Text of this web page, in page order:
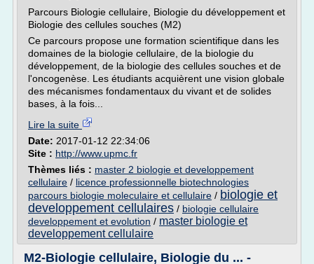
Parcours Biologie cellulaire, Biologie du développement et
Biologie des cellules souches (M2)
Ce parcours propose une formation scientifique dans les
domaines de la biologie cellulaire, de la biologie du
développement, de la biologie des cellules souches et de
l'oncogenèse. Les étudiants acquièrent une vision globale
des mécanismes fondamentaux du vivant et de solides
bases, à la fois...
Lire la suite
Date: 2017-01-12 22:34:06
Site : http://www.upmc.fr
Thèmes liés : master 2 biologie et developpement
cellulaire / licence professionnelle biotechnologies
parcours biologie moleculaire et cellulaire / biologie et
developpement cellulaires / biologie cellulaire
developpement et evolution / master biologie et
developpement cellulaire
M2-Biologie cellulaire, Biologie du ... -